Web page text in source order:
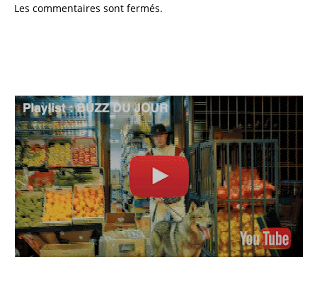
Les commentaires sont fermés.